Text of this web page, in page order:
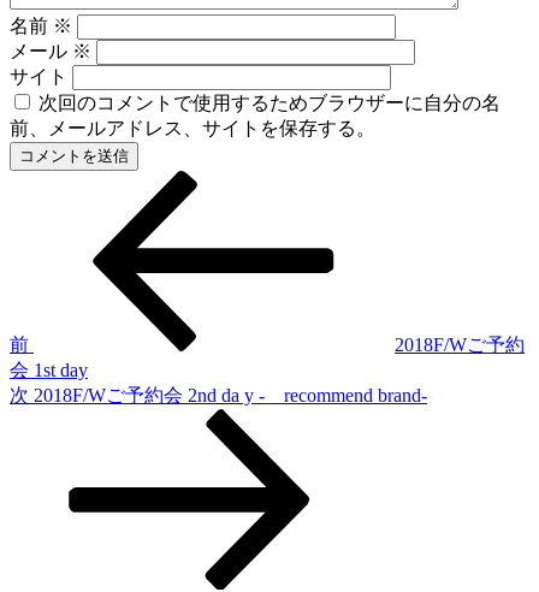
名前 ※
メール ※
サイト
次回のコメントで使用するためブラウザーに自分の名
前、メールアドレス、サイトを保存する。
ゲ
ー
前
2018F/Wご予約
会 1st day
次
次 2018F/Wご予約会 2nd da y - recommend brand-